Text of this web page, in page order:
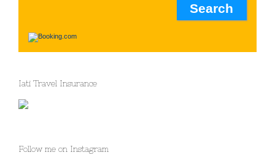
Iati Travel Insurance
Follow me on Instagram